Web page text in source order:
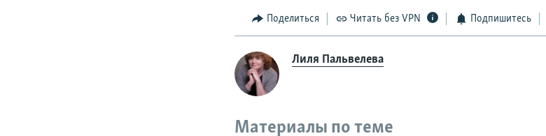
Поделиться Читать без VPN Подпишитесь
Лиля Пальвелева
Материалы по теме